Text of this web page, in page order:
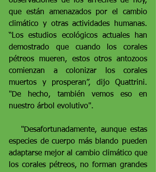
que están amenazados por el cambio
climático y otras actividades humanas.
“Los estudios ecológicos actuales han
demostrado que cuando los corales
pétreos mueren, estos otros antozoos
comienzan a colonizar los corales
muertos y prosperan”, dijo Quattrini.
"De hecho, también vemos eso en
nuestro árbol evolutivo".
especies de cuerpo más blando pueden
adaptarse mejor al cambio climático que
los corales pétreos, no forman grandes